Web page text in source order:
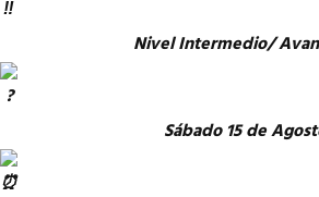
Nivel Intermedio/
Sábado 15 de